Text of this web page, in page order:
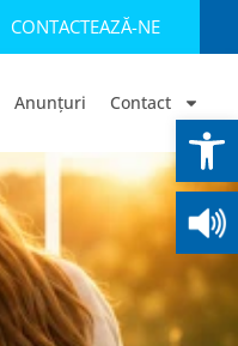
CONTACTEAZĂ-NE
Anunțuri Contact